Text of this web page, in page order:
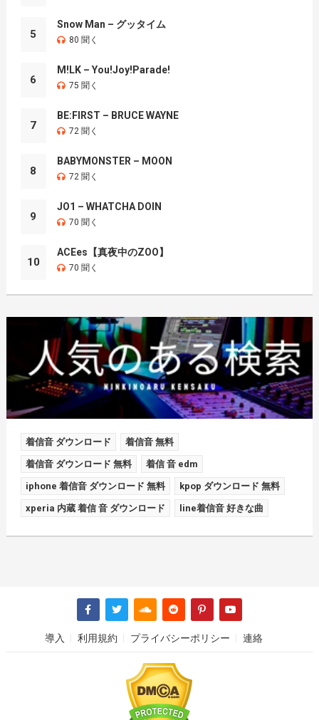
5
Snow Man – グッタイム
80 聞く
6
M!LK – You!Joy!Parade!
75 聞く
7
BE:FIRST – BRUCE WAYNE
72 聞く
8
BABYMONSTER – MOON
72 聞く
9
JO1 – WHATCHA DOIN
70 聞く
10
ACEes【真夜中のZOO】
70 聞く
着信音 ダウンロード 着信音 無料
着信音 ダウンロード 無料 着信 音 edm
iphone 着信音 ダウンロード 無料 kpop ダウンロード 無料
xperia 内蔵 着信 音 ダウンロード line着信音 好きな曲
導入 利用規約 プライバシーポリシー 連絡